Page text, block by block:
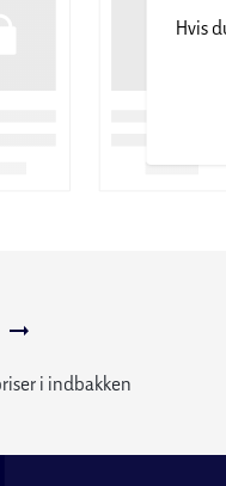
Hvis
i indbakken